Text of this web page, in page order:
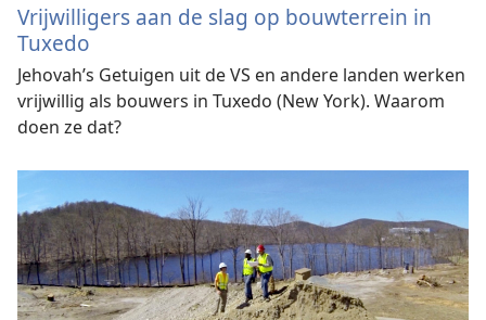
Vrijwilligers aan de slag op bouwterrein in
Tuxedo
Jehovah’s Getuigen uit de VS en andere landen werken
vrijwillig als bouwers in Tuxedo (New York). Waarom
doen ze dat?